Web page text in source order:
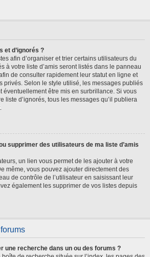
et d’ignorés ?
afin d’organiser et trier certains utilisateurs du
à votre liste d’amis seront listés dans le panneau
de consulter rapidement leur statut en ligne et
privés. Selon le style utilisé, les messages publiés
éventuellement être mis en surbrillance. Si vous
liste d’ignorés, tous les messages qu’il publiera
supprimer des utilisateurs de ma liste d’amis
un lien vous permet de les ajouter à votre
même, vous pouvez ajouter directement des
de contrôle de l’utilisateur en saisissant leur
également les supprimer de vos listes depuis
une recherche dans un ou des forums ?